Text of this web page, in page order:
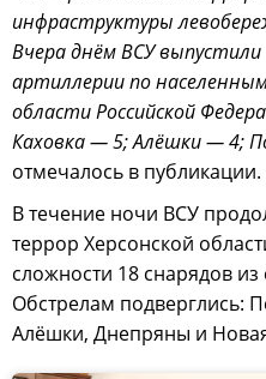
инфраструктуры
Вчера днём ВСУ
артиллерии по
области Российской
Каховка — 5; Алёшки — 4;
отмечалось в публикации.
В течение ночи ВСУ
террор Херсонской
сложности 18 снарядов
Обстрелам подверглись:
Алёшки, Днепряны и